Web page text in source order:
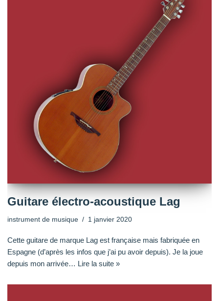
Guitare électro-acoustique Lag
instrument de musique 1 janvier 2020
Cette guitare de marque Lag est française mais fabriquée en
Espagne (d’après les infos que j’ai pu avoir depuis). Je la joue
depuis mon arrivée… Lire la suite »